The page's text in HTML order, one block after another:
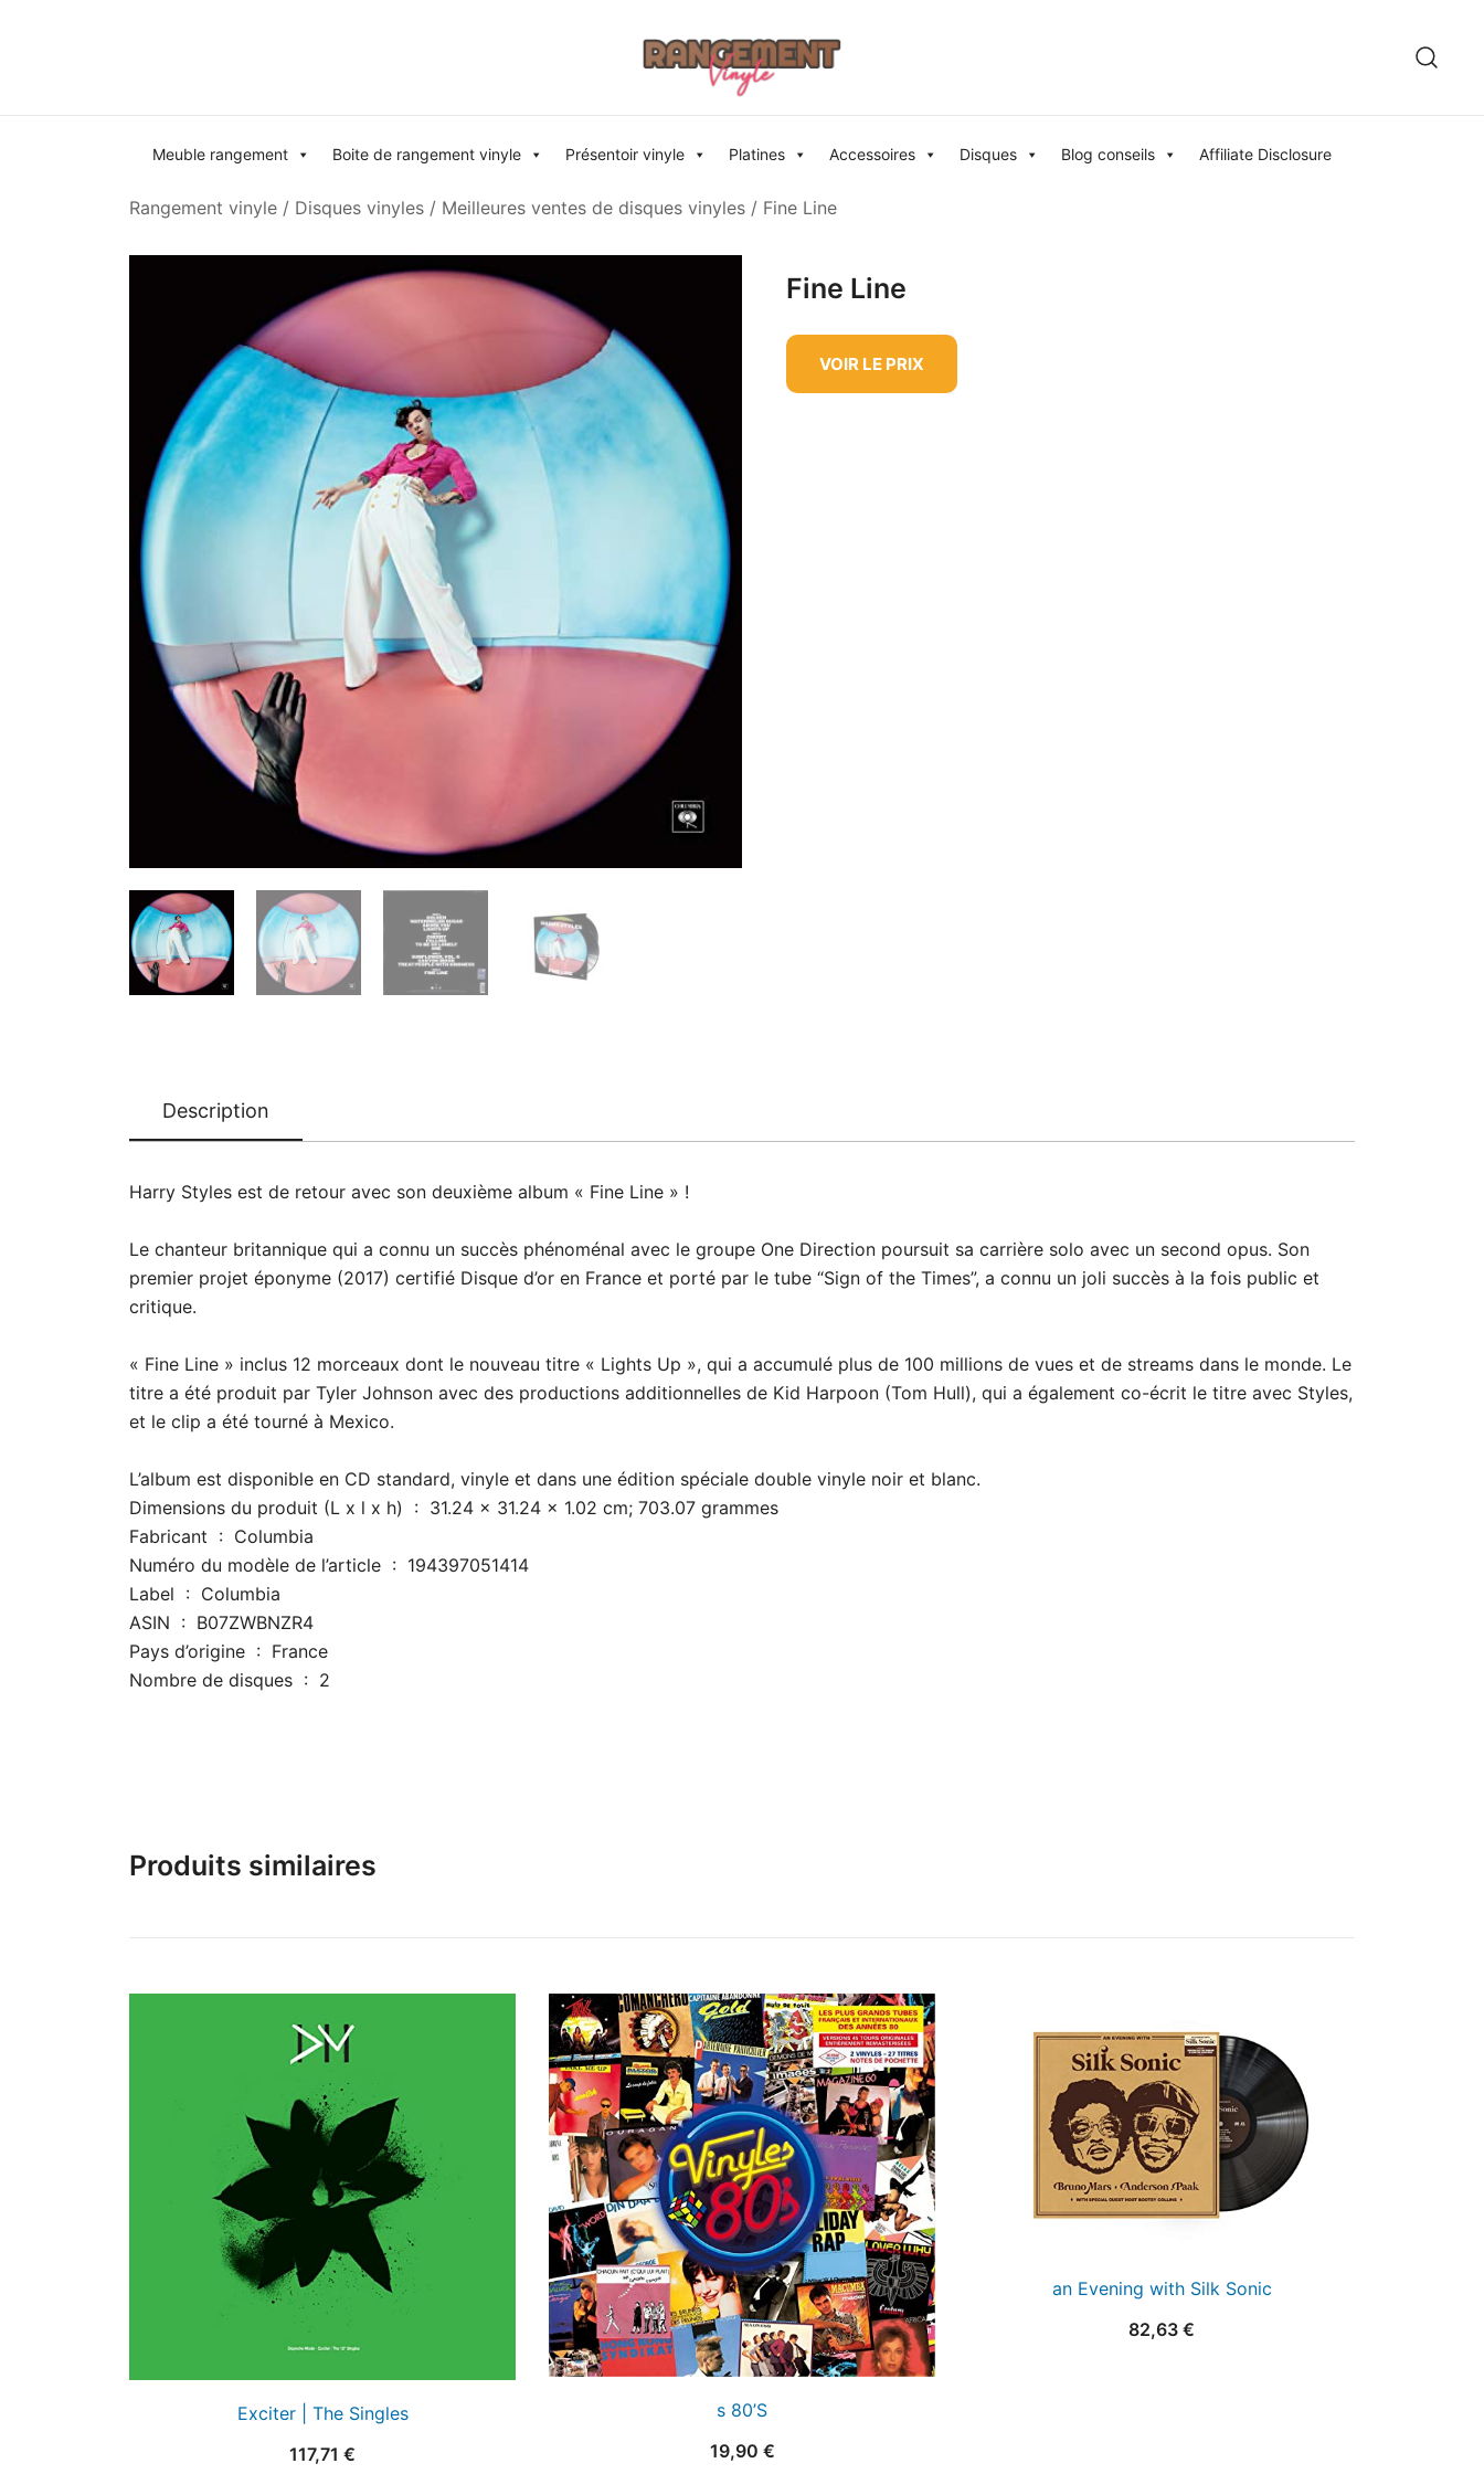
Meuble rangement Boite de rangement vinyle Présentoir vinyle Platines Accessoires Disques Blog conseils Affiliate Disclosure
Rangement vinyle / Disques vinyles / Meilleures ventes de disques vinyles / Fine Line
Fine Line
VOIR LE PRIX
Description
Harry Styles est de retour avec son deuxième album « Fine Line » !
Le chanteur britannique qui a connu un succès phénoménal avec le groupe One Direction poursuit sa carrière solo avec un second opus. Son
premier projet éponyme (2017) certifié Disque d’or en France et porté par le tube “Sign of the Times”, a connu un joli succès à la fois public et
critique.
« Fine Line » inclus 12 morceaux dont le nouveau titre « Lights Up », qui a accumulé plus de 100 millions de vues et de streams dans le monde. Le
titre a été produit par Tyler Johnson avec des productions additionnelles de Kid Harpoon (Tom Hull), qui a également co-écrit le titre avec Styles,
et le clip a été tourné à Mexico.
L’album est disponible en CD standard, vinyle et dans une édition spéciale double vinyle noir et blanc.
Dimensions du produit (L x l x h) ‏ : ‎ 31.24 x 31.24 x 1.02 cm; 703.07 grammes
Fabricant ‏ : ‎ Columbia
Numéro du modèle de l’article ‏ : ‎ 194397051414
Label ‏ : ‎ Columbia
ASIN ‏ : ‎ B07ZWBNZR4
Pays d’origine ‏ : ‎ France
Nombre de disques ‏ : ‎ 2
Produits similaires
Exciter | The Singles
117,71 €
s 80’S
19,90 €
an Evening with Silk Sonic
82,63 €